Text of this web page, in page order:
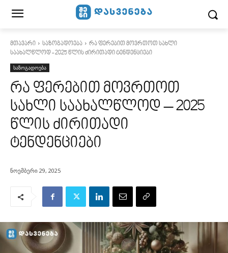
მთავარი საზოგადოება
რა ფერებით მოვრთოთ სახლი
საახალწლოდ - 2025 წლის ძირითადი ტენდენციები
საზოგადოება
რა ფერებით მოვრთოთ
სახლი საახალწლოდ – 2025
წლის ძირითადი
ტენდენციები
ნოემბერი 29, 2025